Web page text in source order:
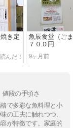
き定
魚辰食堂（ご
７００円
9ヶ月前
段の手頃さ
で多彩な魚料理と小
の工夫に触れつつ、
が特徴です。家庭的